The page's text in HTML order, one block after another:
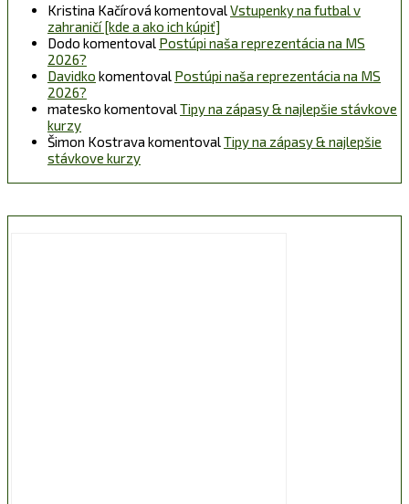
Kristina Kačírová komentovalVstupenky na futbal v
zahraničí [kde a ako ich kúpiť]
Dodo komentoval Postúpi naša reprezentácia na MS
2026?
Davidko komentoval Postúpi naša reprezentácia na MS
2026?
matesko komentovalTipy na zápasy & najlepšie stávkove
kurzy
Šimon Kostrava komentovalTipy na zápasy & najlepšie
stávkove kurzy